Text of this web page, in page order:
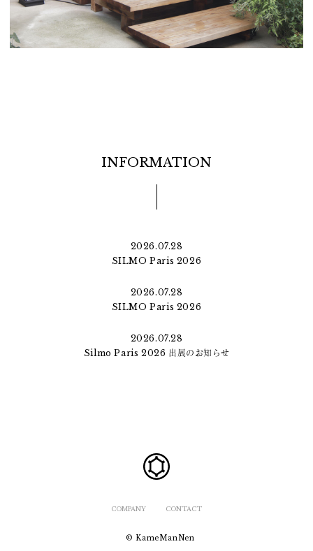
INFORMATION
2026.07.28
SILMO Paris 2026
2026.07.28
SILMO Paris 2026
2026.07.28
Silmo Paris 2026 出展のお知らせ
COMPANY CONTACT
© KameManNen